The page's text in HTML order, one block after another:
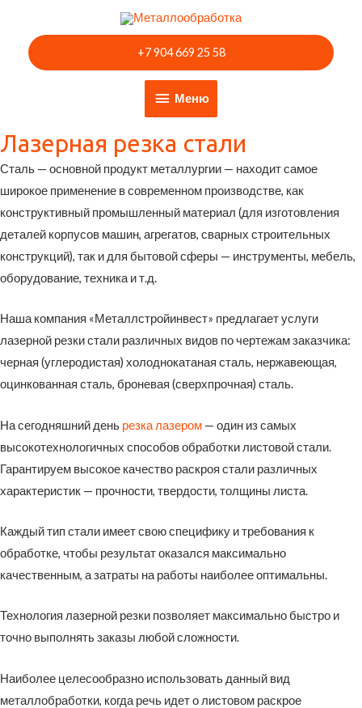
содержимому
Меню
Меню
+7 904 669 25 58
Лазерная резка стали
Сталь — основной продукт металлургии — находит самое
широкое применение в современном производстве, как
конструктивный промышленный материал (для изготовления
деталей корпусов машин, агрегатов, сварных строительных
конструкций), так и для бытовой сферы — инструменты, мебель,
оборудование, техника и т.д.
Наша компания «Металлстройинвест» предлагает услуги
лазерной резки стали различных видов по чертежам заказчика:
черная (углеродистая) холоднокатаная сталь, нержавеющая,
оцинкованная сталь, броневая (сверхпрочная) сталь.
На сегодняшний день резка лазером — один из самых
высокотехнологичных способов обработки листовой стали.
Гарантируем высокое качество раскроя стали различных
характеристик — прочности, твердости, толщины листа.
Каждый тип стали имеет свою специфику и требования к
обработке, чтобы результат оказался максимально
качественным, а затраты на работы наиболее оптимальны.
Технология лазерной резки позволяет максимально быстро и
точно выполнять заказы любой сложности.
Наиболее целесообразно использовать данный вид
металлобработки, когда речь идет о листовом раскрое